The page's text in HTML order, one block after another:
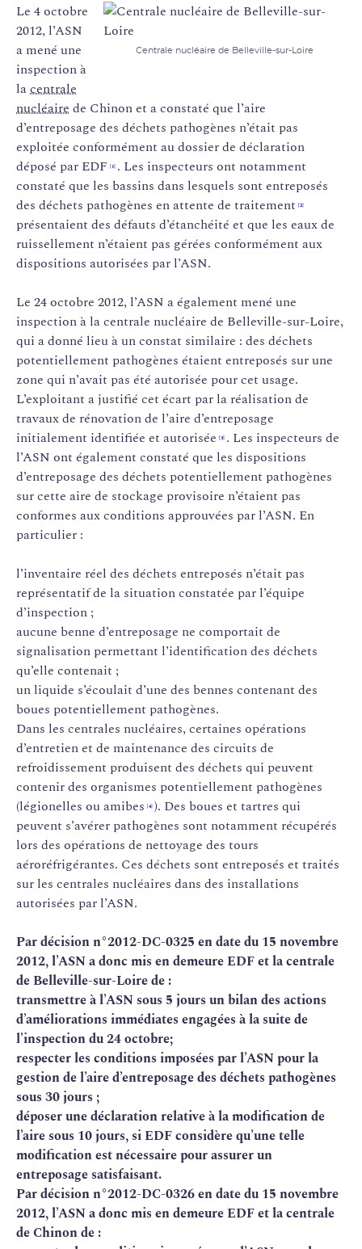
Centrale nucléaire de Belleville-sur-Loire
Le 4 octobre
2012, l’ASN
a mené une
inspection à
lacentrale
nucléaire de Chinon et a constaté que l’aire
d’entreposage des déchets pathogènes n’était pas
exploitée conformément au dossier de déclaration
déposé par EDF [1] . Les inspecteurs ont notamment
constaté que les bassins dans lesquels sont entreposés
des déchets pathogènes en attente de traitement [2]
présentaient des défauts d’étanchéité et que les eaux de
ruissellement n’étaient pas gérées conformément aux
dispositions autorisées par l’ASN.
Le 24 octobre 2012, l’ASN a également mené une
inspection à la centrale nucléaire de Belleville-sur-Loire,
qui a donné lieu à un constat similaire : des déchets
potentiellement pathogènes étaient entreposés sur une
zone qui n’avait pas été autorisée pour cet usage.
L’exploitant a justifié cet écart par la réalisation de
travaux de rénovation de l’aire d’entreposage
initialement identifiée et autorisée [3] . Les inspecteurs de
l’ASN ont également constaté que les dispositions
d’entreposage des déchets potentiellement pathogènes
sur cette aire de stockage provisoire n’étaient pas
conformes aux conditions approuvées par l’ASN. En
particulier :
l’inventaire réel des déchets entreposés n’était pas
représentatif de la situation constatée par l’équipe
d’inspection ;
aucune benne d’entreposage ne comportait de
signalisation permettant l’identification des déchets
qu’elle contenait ;
un liquide s’écoulait d’une des bennes contenant des
boues potentiellement pathogènes.
Dans les centrales nucléaires, certaines opérations
d’entretien et de maintenance des circuits de
refroidissement produisent des déchets qui peuvent
contenir des organismes potentiellement pathogènes
(légionelles ou amibes [4] ). Des boues et tartres qui
peuvent s’avérer pathogènes sont notamment récupérés
lors des opérations de nettoyage des tours
aéroréfrigérantes. Ces déchets sont entreposés et traités
sur les centrales nucléaires dans des installations
autorisées par l’ASN.
Par décision n°2012-DC-0325 en date du 15 novembre
2012, l’ASN a donc mis en demeure EDF et la centrale
de Belleville-sur-Loire de :
transmettre à l’ASN sous 5 jours un bilan des actions
d’améliorations immédiates engagées à la suite de
l’inspection du 24 octobre;
respecter les conditions imposées par l’ASN pour la
gestion de l’aire d’entreposage des déchets pathogènes
sous 30 jours ;
déposer une déclaration relative à la modification de
l’aire sous 10 jours, si EDF considère qu’une telle
modification est nécessaire pour assurer un
entreposage satisfaisant.
Par décision n°2012-DC-0326 en date du 15 novembre
2012, l’ASN a donc mis en demeure EDF et la centrale
de Chinon de :